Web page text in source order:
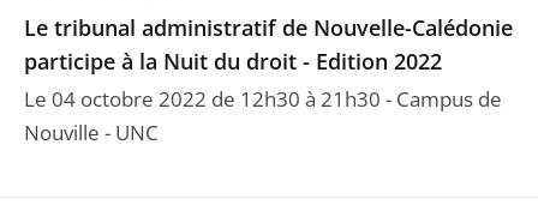
Le tribunal administratif de Nouvelle-Calédonie
participe à la Nuit du droit - Edition 2022
Le 04 octobre 2022 de 12h30 à 21h30 - Campus de
Nouville - UNC